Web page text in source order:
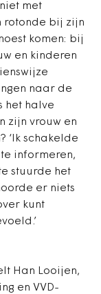
met
rotonde bij zijn
komen: bij
en kinderen
naar de
het halve
zijn vrouw en
‘Ik schakelde
informeren,
stuurde het
er niets
kunt
Han Looijen,
en VVD-